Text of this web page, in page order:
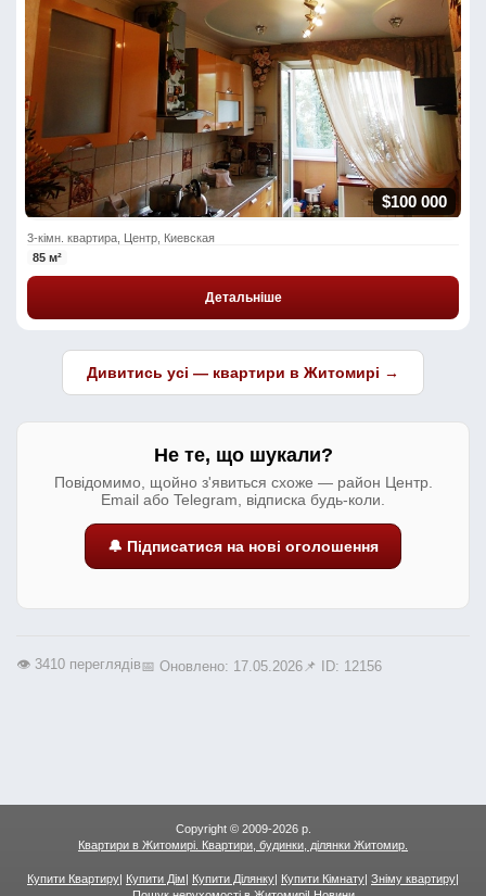
$100 000
3-кімн. квартира, Центр, Киевская
85 м²
Детальніше
Дивитись усі — квартири в Житомирі →
Не те, що шукали?
Повідомимо, щойно з'явиться схоже — район Центр.
Email або Telegram, відписка будь-коли.
🔔 Підписатися на нові оголошення
👁️ 3410 переглядів📅 Оновлено: 17.05.2026 📌 ID: 12156
Copyright © 2009-2026 р.
Квартири в Житомирі. Квартири, будинки, ділянки Житомир.
Купити Квартиру| Купити Дім| Купити Ділянку| Купити Кімнату| Зніму квартиру|